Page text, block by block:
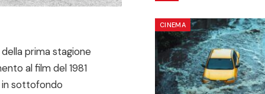
prima stagione
al film del 1981
in sottofondo
CINEMA